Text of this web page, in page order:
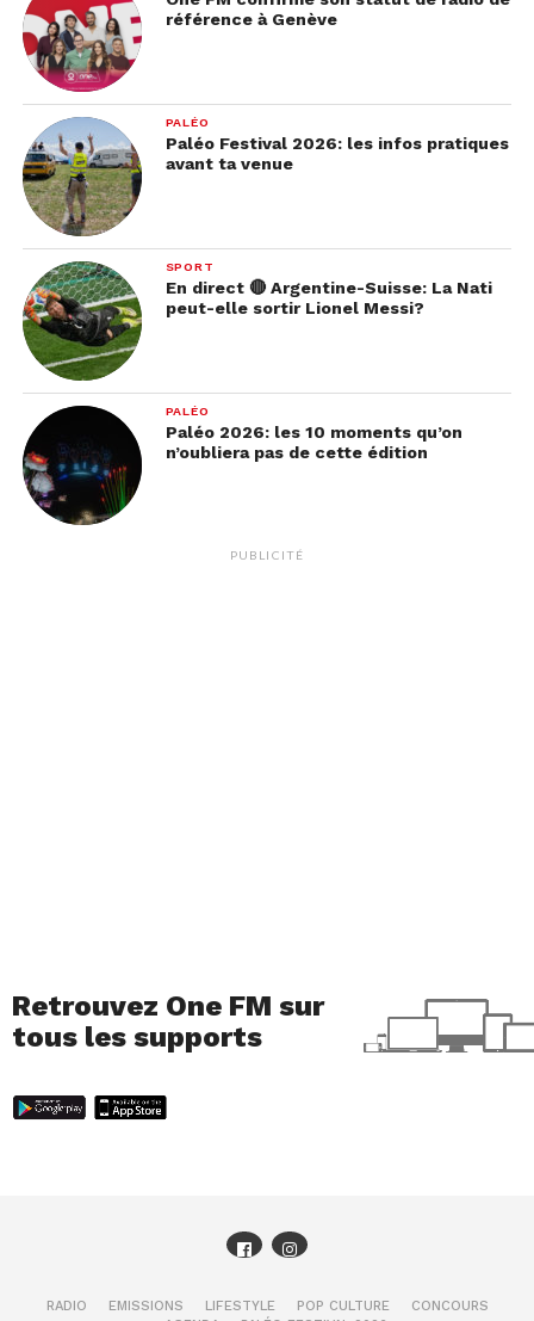
référence à Genève
PALÉO
Paléo Festival 2026: les infos pratiques
avant ta venue
SPORT
En direct 🔴 Argentine-Suisse: La Nati
peut-elle sortir Lionel Messi?
PALÉO
Paléo 2026: les 10 moments qu’on
n’oubliera pas de cette édition
PUBLICITÉ
Retrouvez One FM sur
tous les supports
RADIO EMISSIONS LIFESTYLE POP CULTURE
CONCOURS